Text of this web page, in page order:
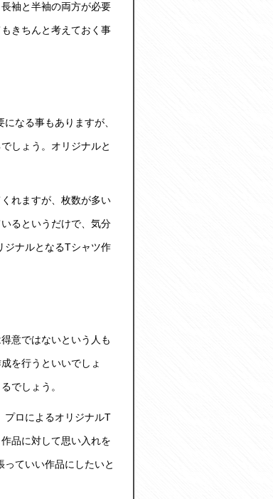
袖と半袖の両方が必要
きちんと考えておく事
なる事もありますが、
しょう。 オリジナルと
れますが、枚数が多い
るというだけで、気分
ジナルとなるTシャツ作
意ではないという人も
を行うといいでしょ
でしょう。
プロによるオリジナルT
品に対して思い入れを
ていい作品にしたいと